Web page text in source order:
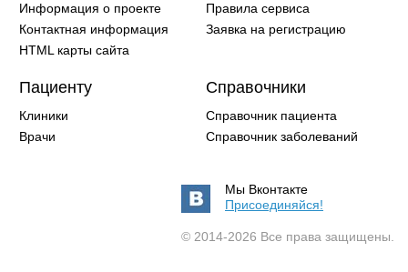
Информация о проекте
Контактная информация
HTML карты сайта
Правила сервиса
Заявка на регистрацию
Пациенту
Клиники
Врачи
Справочники
Справочник пациента
Справочник заболеваний
Мы Вконтакте
Присоединяйся!
© 2014-2026 Все права защищены.